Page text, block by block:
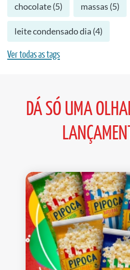
chocolate(5) massas (5)
leite condensado dia (4)
Ver todas as tags
DÁ SÓ UMA